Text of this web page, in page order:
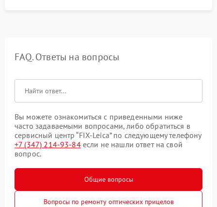
FAQ. Ответы на вопросы
Вы можете ознакомиться с приведенными ниже
часто задаваемыми вопросами, либо обратиться в
сервисный центр “FIX-Leica” по следующему телефону
+7 (347) 214-93-84если не нашли ответ на свой
вопрос.
Общие вопросы
Вопросы по ремонту оптических прицелов